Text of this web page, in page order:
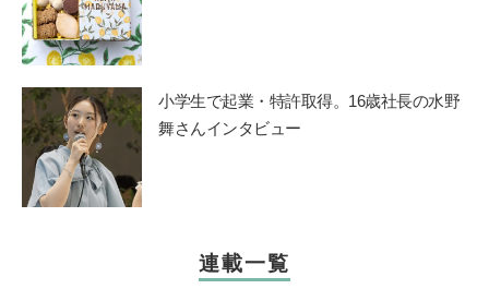
小学生で起業・特許取得。16歳社長の水野
舞さんインタビュー
連載一覧